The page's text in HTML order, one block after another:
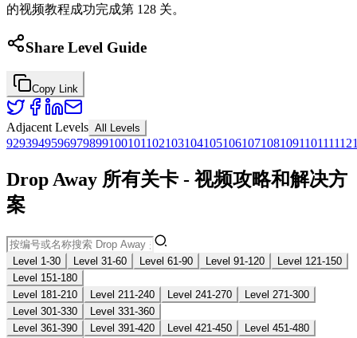
的视频教程成功完成第 128 关。
Share Level Guide
Copy Link
Adjacent Levels All Levels
9293949596979899100101102103104105106107108109110111112
Drop Away 所有关卡 - 视频攻略和解决方
案
Level 1-30 Level 31-60 Level 61-90 Level 91-120
Level 121-150
Level 151-180
Level 181-210
Level 211-240 Level 241-270
Level 271-300
Level 301-330
Level 331-360
Level 361-390
Level 391-420 Level 421-450
Level 451-480